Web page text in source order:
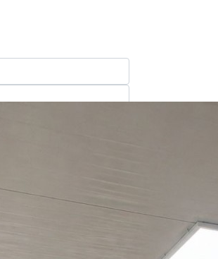
בע"מ ו/או מי
במסרונים ובשיחת טלפון
ופרסומת כהגדרתם